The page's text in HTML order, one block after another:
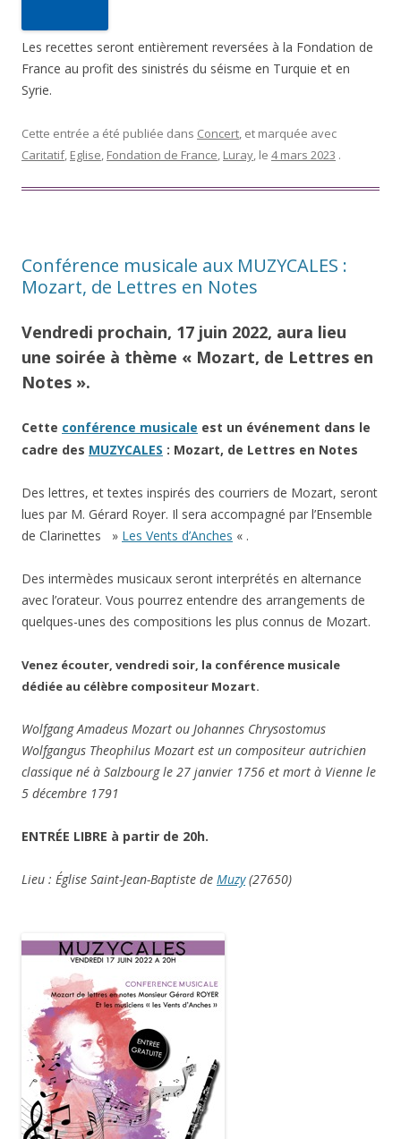
Les recettes seront entièrement reversées à la Fondation de
France au profit des sinistrés du séisme en Turquie et en
Syrie.
Cette entrée a été publiée dans Concert, et marquée avec
Caritatif, Eglise, Fondation de France, Luray, le 4 mars 2023 .
Conférence musicale aux MUZYCALES :
Mozart, de Lettres en Notes
Vendredi prochain, 17 juin 2022, aura lieu
une soirée à thème « Mozart, de Lettres en
Notes ».
Cette conférence musicale est un événement dans le
cadre des MUZYCALES : Mozart, de Lettres en Notes
Des lettres, et textes inspirés des courriers de Mozart, seront
lues par M. Gérard Royer. Il sera accompagné par l’Ensemble
de Clarinettes » Les Vents d’Anches « .
Des intermèdes musicaux seront interprétés en alternance
avec l’orateur. Vous pourrez entendre des arrangements de
quelques-unes des compositions les plus connus de Mozart.
Venez écouter, vendredi soir, la conférence musicale
dédiée au célèbre compositeur Mozart.
Wolfgang Amadeus Mozart ou Johannes Chrysostomus
Wolfgangus Theophilus Mozart est un compositeur autrichien
classique né à Salzbourg le 27 janvier 1756 et mort à Vienne le
5 décembre 1791
ENTRÉE LIBRE à partir de 20h.
Lieu : Église Saint-Jean-Baptiste de Muzy(27650)